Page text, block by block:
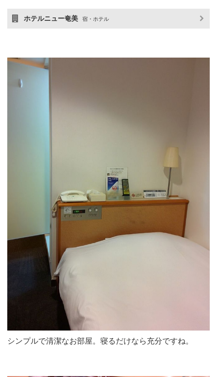
ホテルニュー奄美 宿・ホテル
シンプルで清潔なお部屋。寝るだけなら充分ですね。